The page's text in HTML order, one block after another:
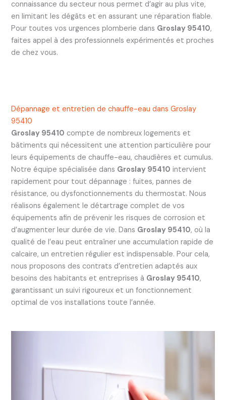
connaissance du secteur nous permet d’agir au plus vite,
en limitant les dégâts et en assurant une réparation fiable.
Pour toutes vos urgences plomberie dans Groslay 95410,
faites appel à des professionnels expérimentés et proches
de chez vous.
Dépannage et entretien de chauffe-eau dans Groslay
95410
Groslay 95410 compte de nombreux logements et
bâtiments qui nécessitent une attention particulière pour
leurs équipements de chauffe-eau, chaudières et cumulus.
Notre équipe spécialisée dans Groslay 95410 intervient
rapidement pour tout dépannage : fuites, pannes de
résistance, ou dysfonctionnements du thermostat. Nous
réalisons également le détartrage complet de vos
équipements afin de prévenir les risques de corrosion et
d’augmenter leur durée de vie. Dans Groslay 95410, où la
qualité de l’eau peut entraîner une accumulation rapide de
calcaire, un entretien régulier est indispensable. Pour cela,
nous proposons des contrats d’entretien adaptés aux
besoins des habitants et entreprises à Groslay 95410,
garantissant un suivi rigoureux et un fonctionnement
optimal de vos installations toute l’année.